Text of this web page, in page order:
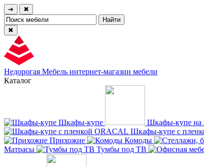
➔ ✖
✖
Недорогая Мебель интернет-магазин мебели
Каталог
Шкафы-купе Шкафы-купе на
Шкафы-купе с
Прихожие
Комоды
Матрасы
Тумбы под ТВ